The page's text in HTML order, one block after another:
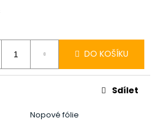
DO KOŠÍKU
Nopové fólie
Sdílet